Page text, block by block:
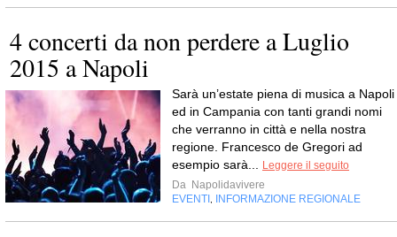
4 concerti da non perdere a Luglio
2015 a Napoli
Sarà un’estate piena di musica a Napoli
ed in Campania con tanti grandi nomi
che verranno in città e nella nostra
regione. Francesco de Gregori ad
esempio sarà... Leggere il seguito
Da Napolidavivere
EVENTI , INFORMAZIONE REGIONALE